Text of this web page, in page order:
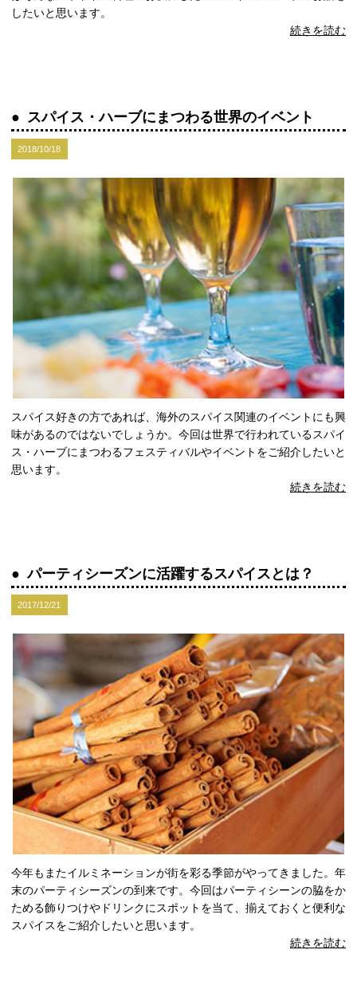
したいと思います。
続きを読む
スパイス・ハーブにまつわる世界のイベント
2018/10/18
スパイス好きの方であれば、海外のスパイス関連のイベントにも興
味があるのではないでしょうか。今回は世界で行われているスパイ
ス・ハーブにまつわるフェスティバルやイベントをご紹介したいと
思います。
続きを読む
パーティシーズンに活躍するスパイスとは？
2017/12/21
今年もまたイルミネーションが街を彩る季節がやってきました。年
末のパーティシーズンの到来です。今回はパーティシーンの脇をか
ためる飾りつけやドリンクにスポットを当て、揃えておくと便利な
スパイスをご紹介したいと思います。
続きを読む